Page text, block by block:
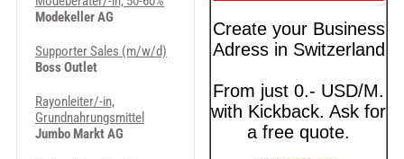
Modekeller AG
Supporter Sales (m/w/d)
Boss Outlet
Rayonleiter/-in,
Grundnahrungsmittel
Jumbo Markt AG